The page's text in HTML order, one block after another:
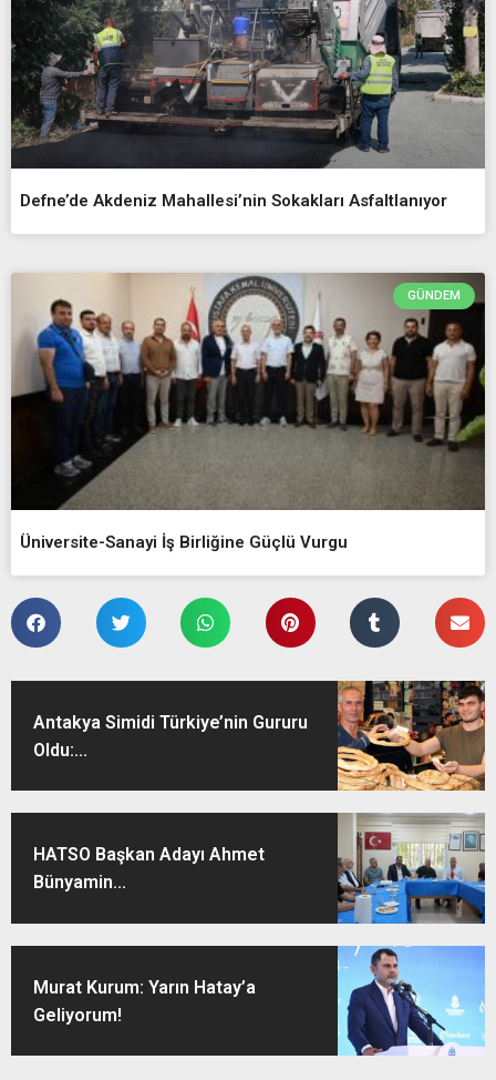
Defne’de Akdeniz Mahallesi’nin Sokakları Asfaltlanıyor
GÜNDEM
Üniversite-Sanayi İş Birliğine Güçlü Vurgu
Antakya Simidi Türkiye’nin Gururu
Oldu:...
HATSO Başkan Adayı Ahmet
Bünyamin...
Murat Kurum: Yarın Hatay’a
Geliyorum!